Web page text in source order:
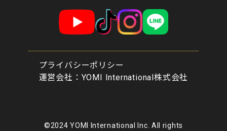
プライバシーポリシー
​運営会社：YOMI International株式会社
©2024 YOMI International Inc. All rights